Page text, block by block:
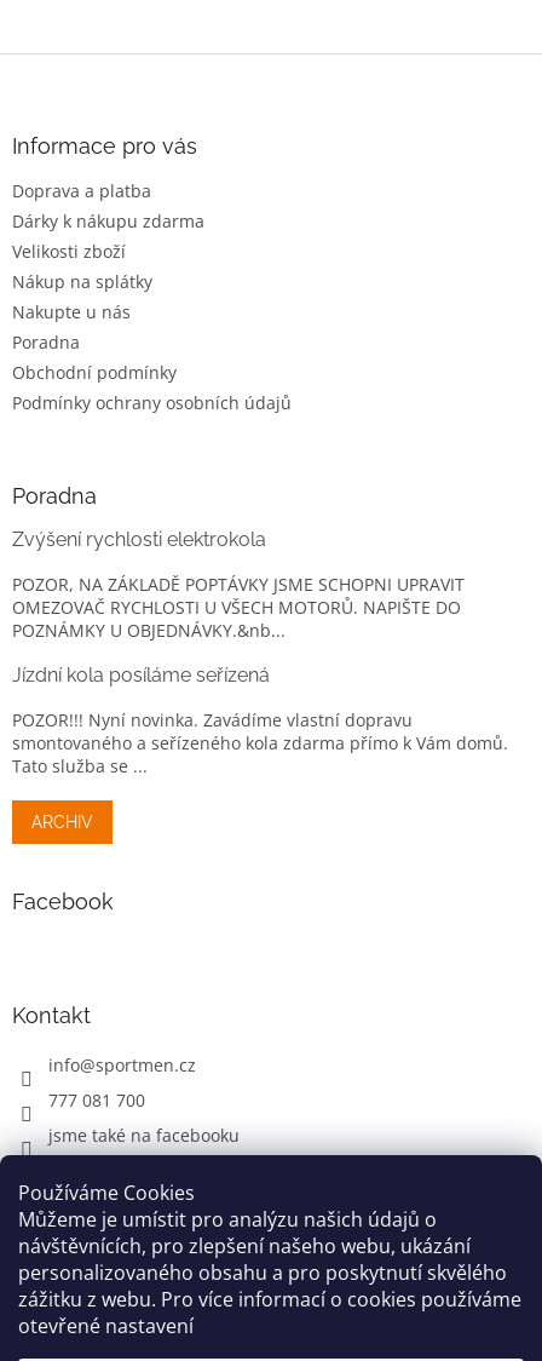
Používáme Cookies
Můžeme je umístit pro analýzu našich údajů o
návštěvnících, pro zlepšení našeho webu, ukázání
personalizovaného obsahu a pro poskytnutí skvělého
zážitku z webu. Pro více informací o cookies používáme
otevřené nastavení
Informace pro vás
Doprava a platba
Dárky k nákupu zdarma
Velikosti zboží
Nákup na splátky
Nakupte u nás
Poradna
Obchodní podmínky
Podmínky ochrany osobních údajů
Poradna
Zvýšení rychlosti elektrokola
POZOR, NA ZÁKLADĚ POPTÁVKY JSME SCHOPNI UPRAVIT
OMEZOVAČ RYCHLOSTI U VŠECH MOTORŮ. NAPIŠTE DO
POZNÁMKY U OBJEDNÁVKY.&nb...
Jízdní kola posíláme seřízená
POZOR!!! Nyní novinka. Zavádíme vlastní dopravu
smontovaného a seřízeného kola zdarma přímo k Vám domů.
Tato služba se ...
ARCHIV
Facebook
Kontakt
info@sportmen.cz
777 081 700
jsme také na facebooku
CYKLO OBLEČENÍ